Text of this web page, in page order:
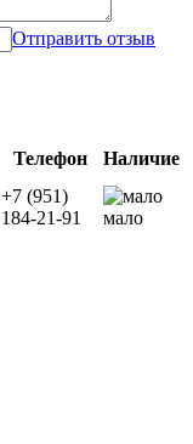
Отправить отзыв
Телефон
Наличие
+7 (951)
184-21-91
мало